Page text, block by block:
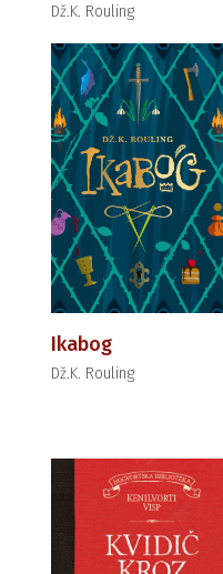
Dž.K. Rouling
Ikabog
Dž.K. Rouling